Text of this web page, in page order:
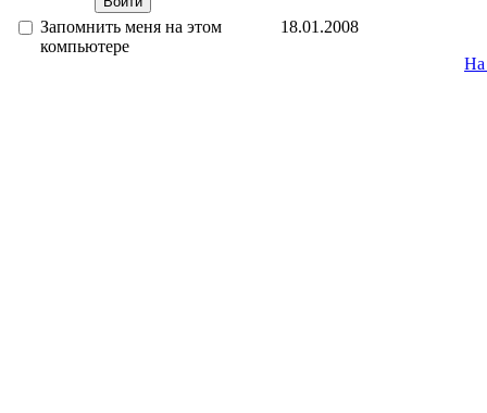
Запомнить меня на этом
компьютере
18.01.2008
На